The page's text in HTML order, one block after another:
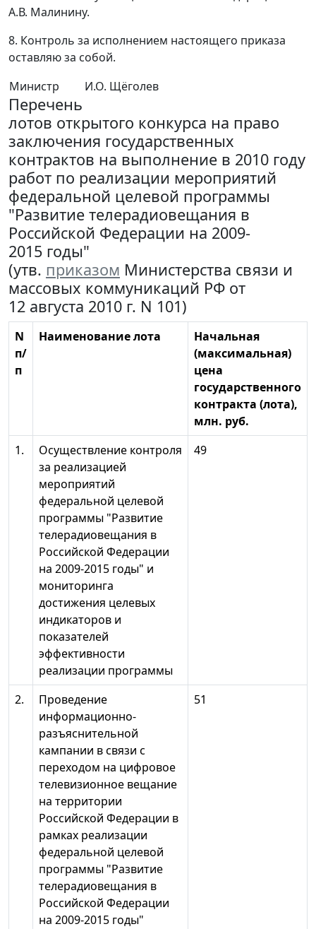
А.В. Малинину.
8. Контроль за исполнением настоящего приказа
оставляю за собой.
Министр
И.О. Щёголев
Перечень
лотов открытого конкурса на право
заключения государственных
контрактов на выполнение в 2010 году
работ по реализации мероприятий
федеральной целевой программы
"Развитие телерадиовещания в
Российской Федерации на 2009-
2015 годы"
(утв. приказом Министерства связи и
массовых коммуникаций РФ от
12 августа 2010 г. N 101)
N
п/
п
Наименование лота
Начальная
(максимальная)
цена
государственного
контракта (лота),
млн. руб.
1.
Осуществление контроля
за реализацией
мероприятий
федеральной целевой
программы "Развитие
телерадиовещания в
Российской Федерации
на 2009-2015 годы" и
мониторинга
достижения целевых
индикаторов и
показателей
эффективности
реализации программы
49
2.
Проведение
информационно-
разъяснительной
кампании в связи с
переходом на цифровое
телевизионное вещание
на территории
Российской Федерации в
рамках реализации
федеральной целевой
программы "Развитие
телерадиовещания в
Российской Федерации
на 2009-2015 годы"
51